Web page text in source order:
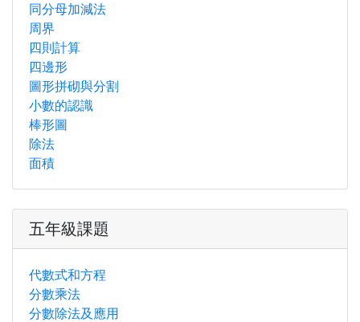
同分母加減法
周界
四則計算
四邊形
圖形拼砌與分割
小數的認識
棒形圖
除法
面積
五年級課題
代數式和方程
分數乘法
分數除法及應用